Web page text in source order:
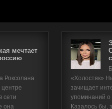
мечтает
Роксолана
центре
сети
она
«Холостяк»
зачищает
упоминаний
Казалось бы,
Имя